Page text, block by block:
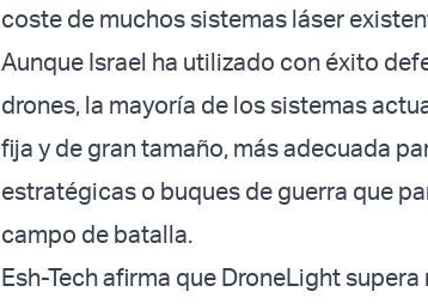
coste de muchos sistemas láser
Aunque Israel ha utilizado con éxito
drones, la mayoría de los sistemas
fija y de gran tamaño, más adecuada
estratégicas o buques de guerra que
campo de batalla.
Esh-Tech afirma que DroneLight